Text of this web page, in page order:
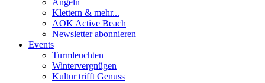
Klettern & mehr...
AOK Active Beach
Newsletter abonnieren
Events
Turmleuchten
Wintervergnügen
Kultur trifft Genuss